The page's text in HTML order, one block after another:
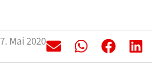
7. Mai 2020